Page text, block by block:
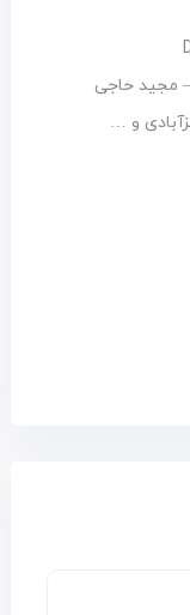
– مجید حاجی
و …